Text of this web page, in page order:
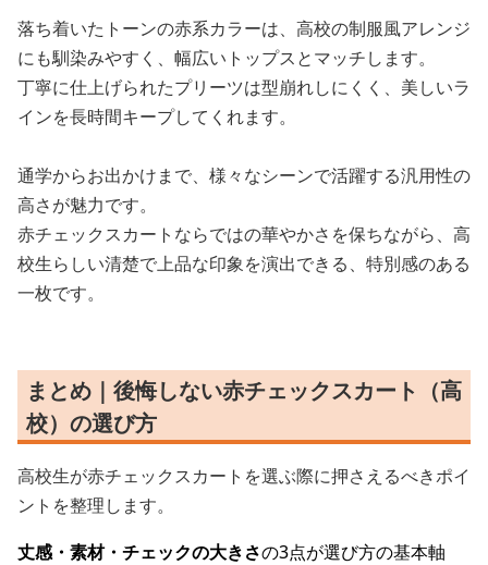
落ち着いたトーンの赤系カラーは、高校の制服風アレンジ
にも馴染みやすく、幅広いトップスとマッチします。
丁寧に仕上げられたプリーツは型崩れしにくく、美しいラ
インを長時間キープしてくれます。
通学からお出かけまで、様々なシーンで活躍する汎用性の
高さが魅力です。
赤チェックスカートならではの華やかさを保ちながら、高
校生らしい清楚で上品な印象を演出できる、特別感のある
一枚です。
まとめ｜後悔しない赤チェックスカート（高
校）の選び方
高校生が赤チェックスカートを選ぶ際に押さえるべきポイ
ントを整理します。
丈感・素材・チェックの大きさの3点が選び方の基本軸